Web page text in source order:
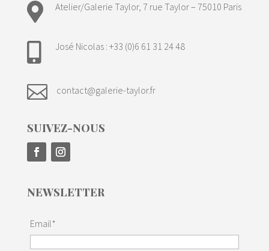
 Atelier/Galerie Taylor, 7 rue Taylor – 75010 Paris
 José Nicolas : +33 (0)6 61 31 24 48
 contact@galerie-taylor.fr
SUIVEZ-NOUS
NEWSLETTER
Email*